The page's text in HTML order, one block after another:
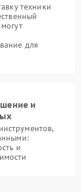
техники
для
и
и